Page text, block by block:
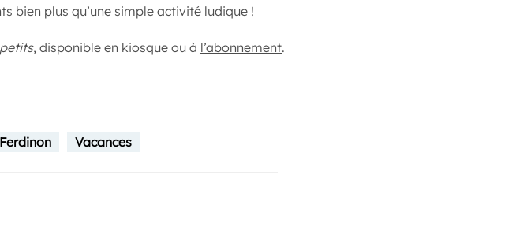
bien plus qu’une simple activité ludique !
, disponible en kiosque ou à l’abonnement.
Ferdinon Vacances